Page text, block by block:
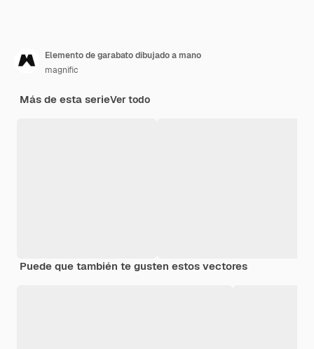
Elemento de garabato dibujado a mano
magnific
Más de esta serieVer todo
Puede que también te gusten estos vectores